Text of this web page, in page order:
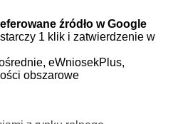
źródło w Google
1 klik i zatwierdzenie w
eWniosekPlus,
obszarowe